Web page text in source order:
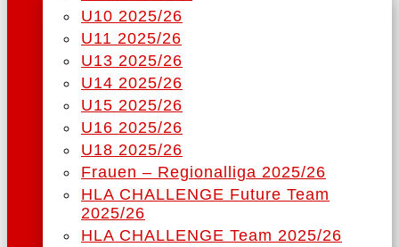
U10 2025/26
U11 2025/26
U13 2025/26
U14 2025/26
U15 2025/26
U16 2025/26
U18 2025/26
Frauen – Regionalliga 2025/26
HLA CHALLENGE Future Team
2025/26
HLA CHALLENGE Team 2025/26